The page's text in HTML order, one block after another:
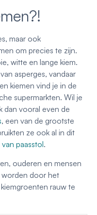
maar ook
om precies te zijn.
witte en lange kiem.
asperges, vandaar
kiemen vind je in de
supermarkten. Wil je
dan vooral even de
, een van de grootste
ze ook al in dit
paasstol.
ouderen en mensen
worden door het
rauw te